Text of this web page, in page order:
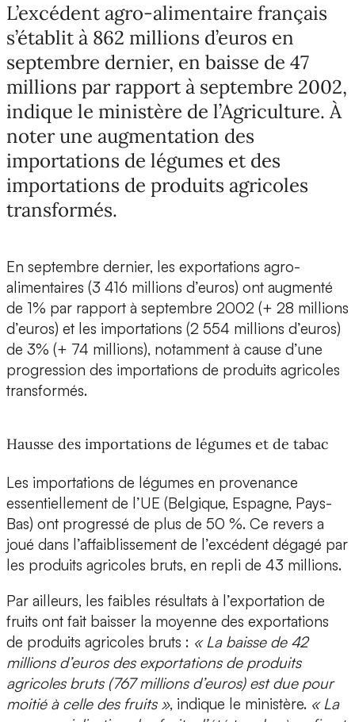
L’excédent agro-alimentaire français
s’établit à 862 millions d’euros en
septembre dernier, en baisse de 47
millions par rapport à septembre 2002,
indique le ministère de l’Agriculture. À
noter une augmentation des
importations de légumes et des
importations de produits agricoles
transformés.
En septembre dernier, les exportations agro-
alimentaires (3 416 millions d’euros) ont augmenté
de 1% par rapport à septembre 2002 (+ 28 millions
d’euros) et les importations (2 554 millions d’euros)
de 3% (+ 74 millions), notamment à cause d’une
progression des importations de produits agricoles
transformés.
Hausse des importations de légumes et de tabac
Les importations de légumes en provenance
essentiellement de l’UE (Belgique, Espagne, Pays-
Bas) ont progressé de plus de 50 %. Ce revers a
joué dans l’affaiblissement de l’excédent dégagé par
les produits agricoles bruts, en repli de 43 millions.
Par ailleurs, les faibles résultats à l’exportation de
fruits ont fait baisser la moyenne des exportations
de produits agricoles bruts : « La baisse de 42
millions d’euros des exportations de produits
agricoles bruts (767 millions d’euros) est due pour
moitié à celle des fruits », indique le ministère. « La